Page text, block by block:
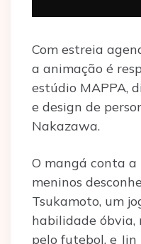
Com estreia
a animação é
estúdio MAPPA,
e design de
Nakazawa.
O mangá conta
meninos
Tsukamoto, um
habilidade óbvia,
pelo futebol, e